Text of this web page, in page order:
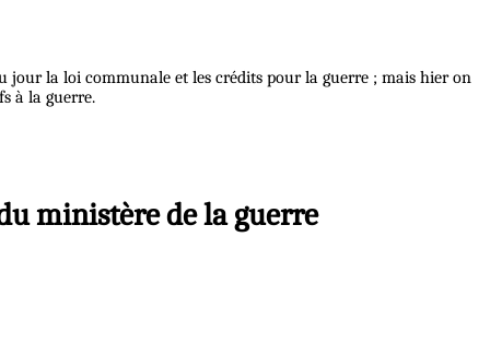
jour la loi communale et les crédits pour la guerre ; mais hier on
à la guerre.
ministère de la guerre